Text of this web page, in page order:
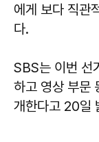
에게 보다 직관
다.
SBS는 이번 선
하고 영상 부문
개한다고 20일